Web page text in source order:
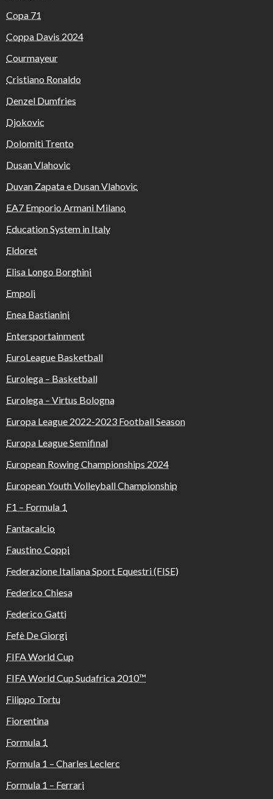
Copa 71
Coppa Davis 2024
Courmayeur
Cristiano Ronaldo
Denzel Dumfries
Djokovic
Dolomiti Trento
Dusan Vlahovic
Duvan Zapata e Dusan Vlahovic
EA7 Emporio Armani Milano
Education System in Italy
Eldoret
Elisa Longo Borghini
Empoli
Enea Bastianini
Entersportainment
EuroLeague Basketball
Eurolega – Basketball
Eurolega – Virtus Bologna
Europa League 2022-2023 Football Season
Europa League Semifinal
European Rowing Championships 2024
European Youth Volleyball Championship
F1 – Formula 1
Fantacalcio
Faustino Coppi
Federazione Italiana Sport Equestri (FISE)
Federico Chiesa
Federico Gatti
Fefè De Giorgi
FIFA World Cup
FIFA World Cup Sudafrica 2010™️
Filippo Tortu
Fiorentina
Formula 1
Formula 1 – Charles Leclerc
Formula 1 – Ferrari